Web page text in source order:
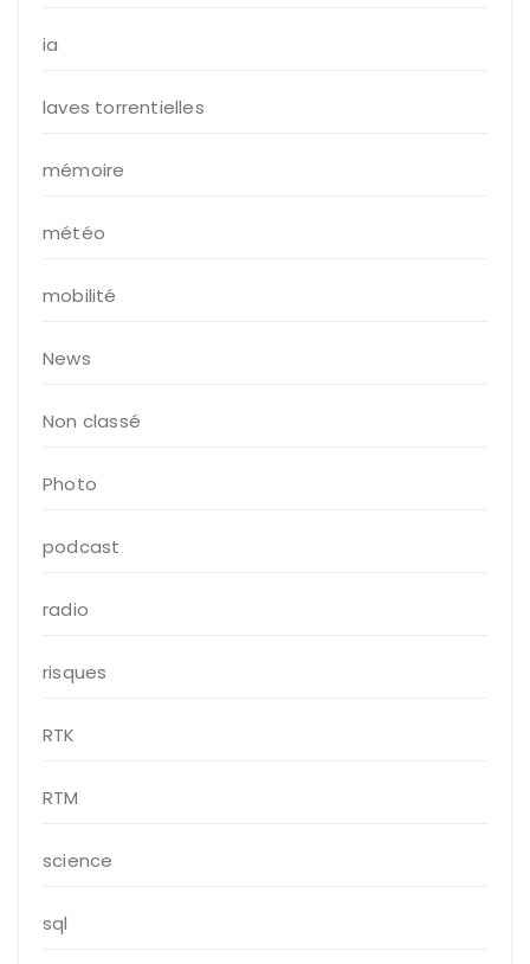
ia
laves torrentielles
mémoire
météo
mobilité
News
Non classé
Photo
podcast
radio
risques
RTK
RTM
science
sql